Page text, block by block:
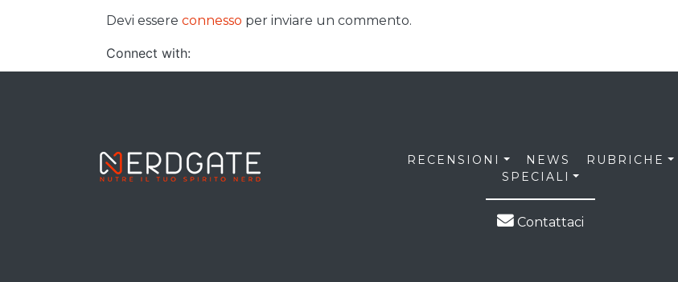
Devi essere connesso per inviare un commento.
Connect with:
RECENSIONI NEWS
RUBRICHE
SPECIALI
Contattaci